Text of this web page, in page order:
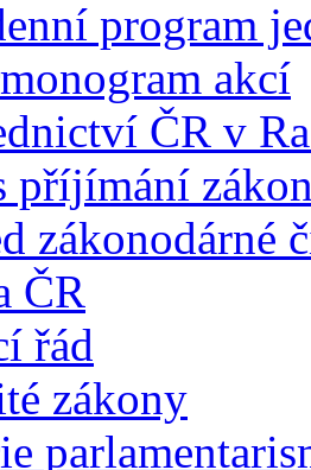
program
akcí
ČR v
příjímání
zákonodárné
ČR
řád
zákony